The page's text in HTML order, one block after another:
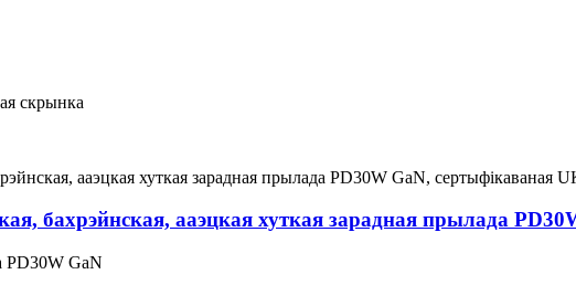
скрынка
бахрэйнская, ааэцкая хуткая зарадная прылада
PD30W GaN